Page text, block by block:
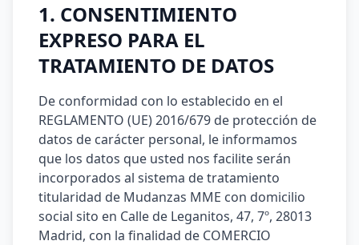
1. CONSENTIMIENTO
EXPRESO PARA EL
TRATAMIENTO DE DATOS
De conformidad con lo establecido en el
REGLAMENTO (UE) 2016/679 de protección de
datos de carácter personal, le informamos
que los datos que usted nos facilite serán
incorporados al sistema de tratamiento
titularidad de Mudanzas MME con domicilio
social sito en Calle de Leganitos, 47, 7º, 28013
Madrid, con la finalidad de COMERCIO